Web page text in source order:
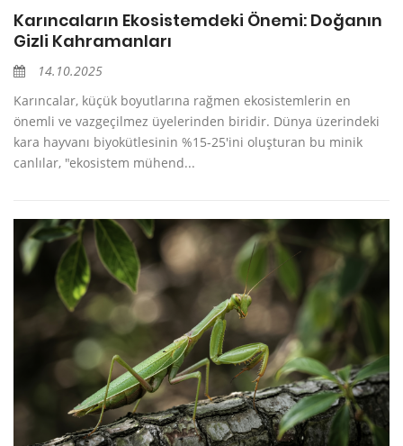
Karıncaların Ekosistemdeki Önemi: Doğanın
Gizli Kahramanları
14.10.2025
Karıncalar, küçük boyutlarına rağmen ekosistemlerin en
önemli ve vazgeçilmez üyelerinden biridir. Dünya üzerindeki
kara hayvanı biyokütlesinin %15-25'ini oluşturan bu minik
canlılar, "ekosistem mühend...